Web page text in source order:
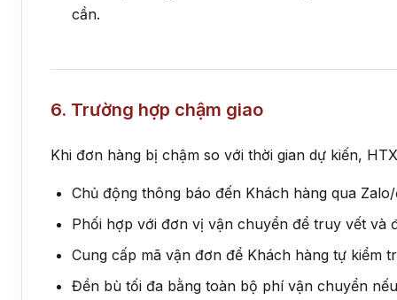
cần.
6. Trường hợp chậm giao
Khi đơn hàng bị chậm so với thời gian dự kiến,
Chủ động thông báo đến Khách hàng qua
Phối hợp với đơn vị vận chuyển để truy vết và
Cung cấp mã vận đơn để Khách hàng tự kiểm
Đền bù tối đa bằng toàn bộ phí vận chuyển